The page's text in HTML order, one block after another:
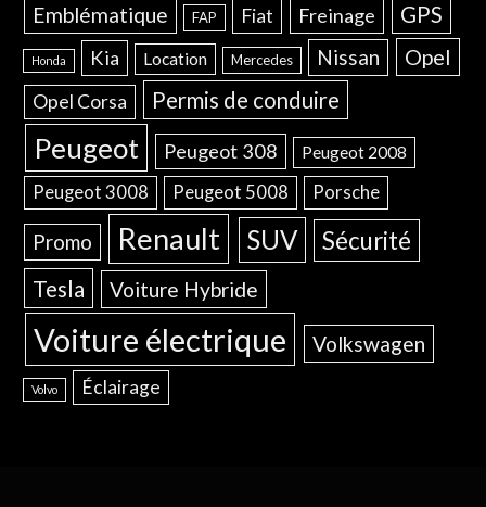
Emblématique FAP Fiat Freinage GPS
Honda Kia Location Mercedes Nissan Opel
Opel Corsa Permis de conduire
Peugeot Peugeot 308 Peugeot 2008
Peugeot 3008 Peugeot 5008 Porsche
Promo Renault SUV Sécurité
Tesla Voiture Hybride
Voiture électrique Volkswagen
Volvo Éclairage